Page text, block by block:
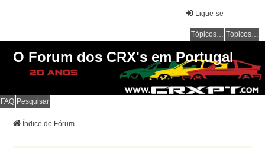
Ligue-se
Tópicos sem resposta Tópicos ativos
O Forum dos CRX's em Portugal
FAQ Pesquisar
Índice do Fórum